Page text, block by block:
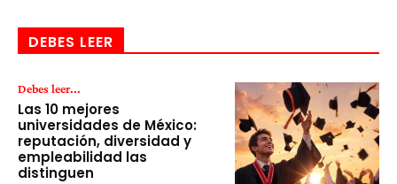
DEBES LEER
Debes leer...
Las 10 mejores
universidades de México:
reputación, diversidad y
empleabilidad las
distinguen